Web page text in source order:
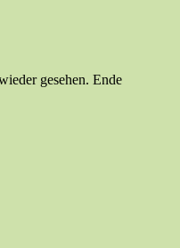
gesehen. Ende